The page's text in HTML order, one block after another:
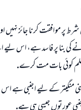
موافقت كرنا جائز نہيں
پر فاسد ہے، اس ليے اسے
علم كوئى بات مت كرے.
اپنى منگيتر كے ليے اجنبى